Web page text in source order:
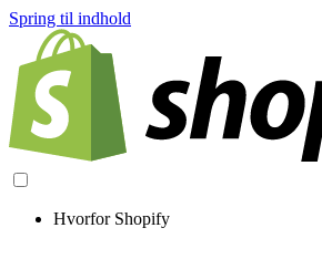
Spring til indhold
Hvorfor Shopify